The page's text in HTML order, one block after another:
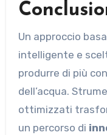
Un approccio
intelligente e
produrre di più
dell’acqua.
ottimizzati
un percorso di